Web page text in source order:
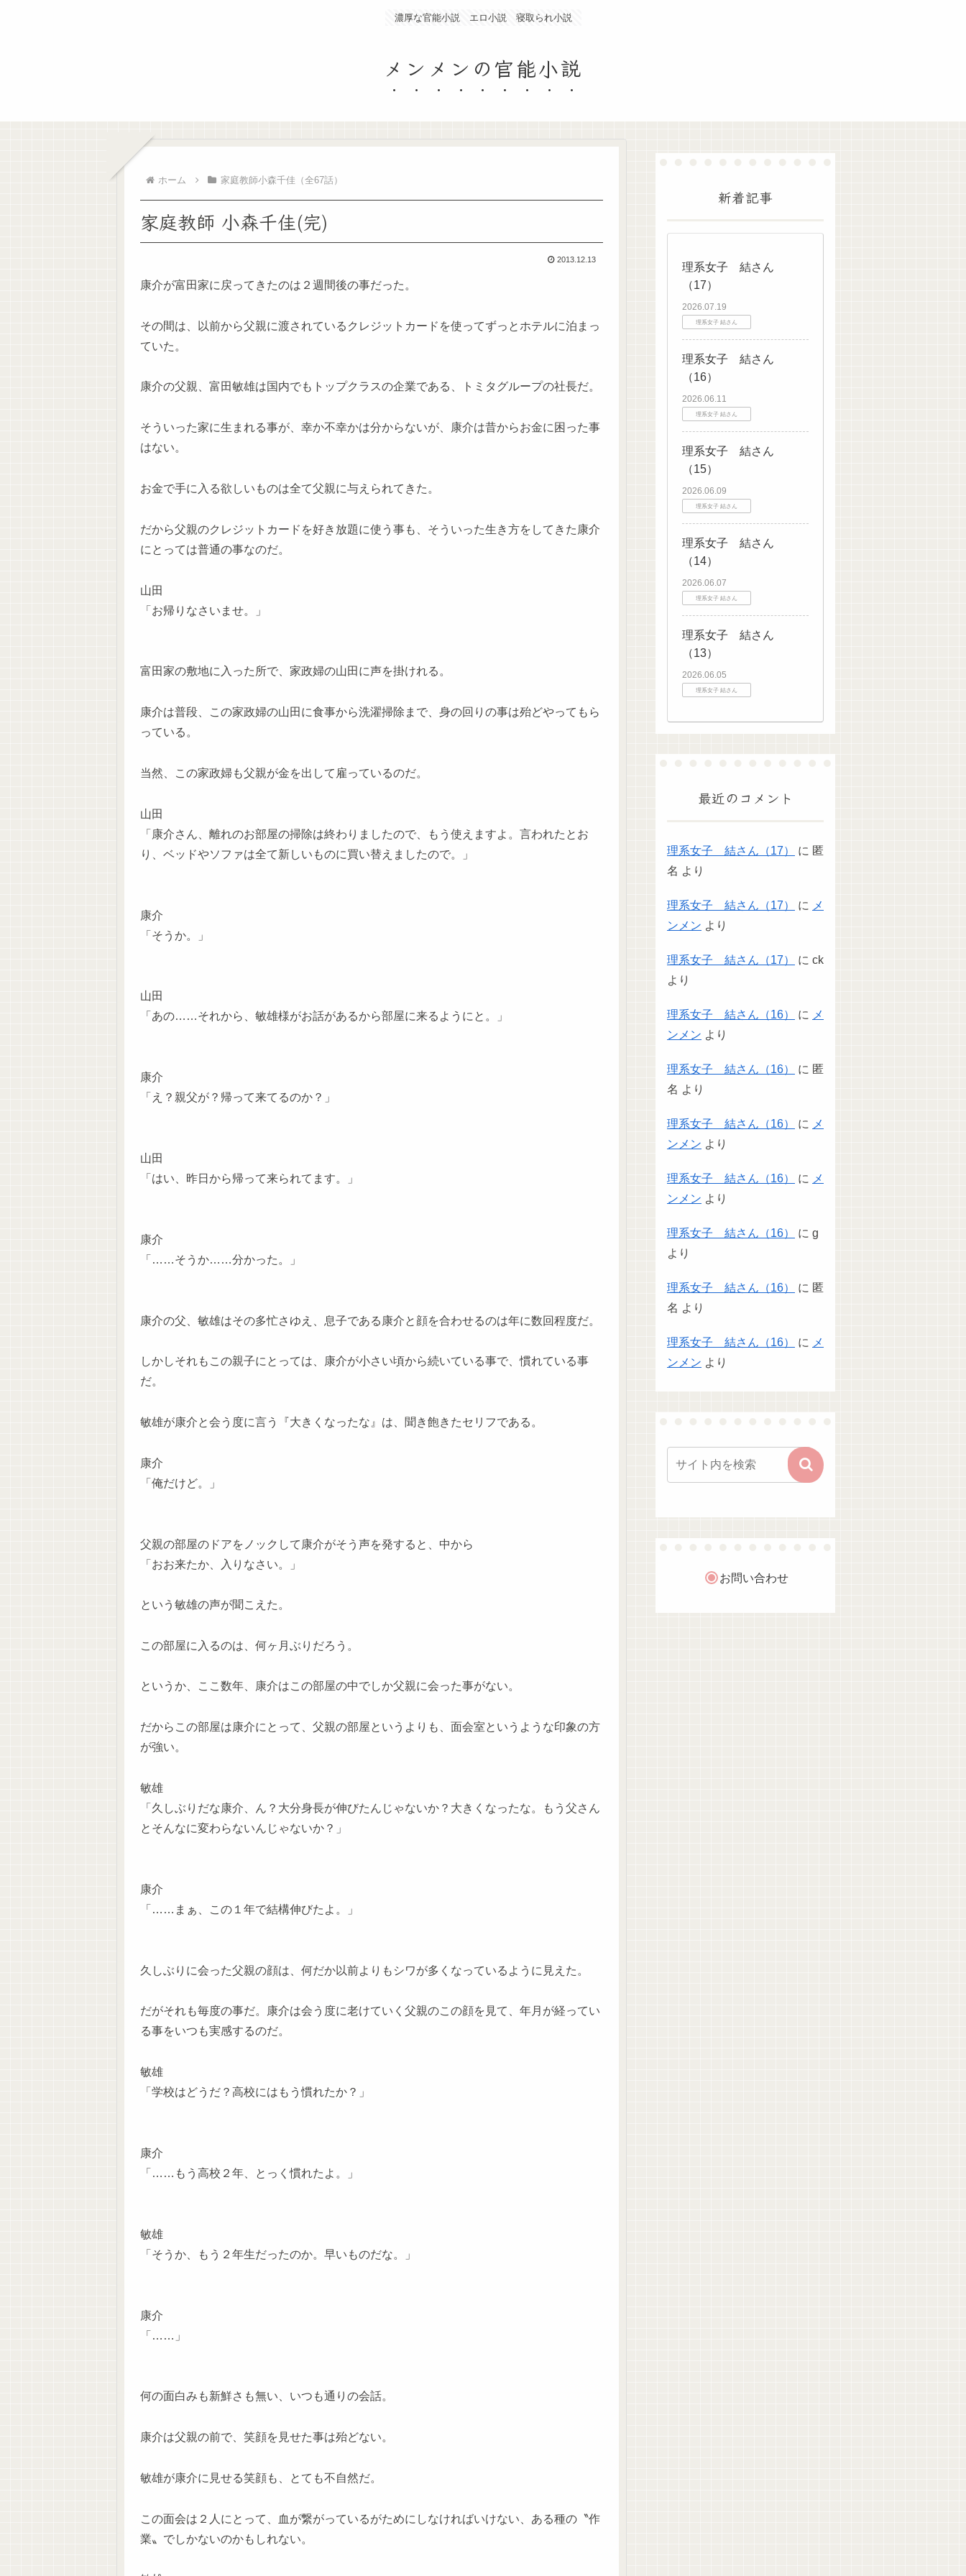
濃厚な官能小説 エロ小説 寝取られ小説
メンメンの官能小説
ホーム 家庭教師小森千佳（全67話）
家庭教師 小森千佳(完)
2013.12.13
康介が富田家に戻ってきたのは２週間後の事だった。
その間は、以前から父親に渡されているクレジットカードを使ってずっとホテルに泊まっ
ていた。
康介の父親、富田敏雄は国内でもトップクラスの企業である、トミタグループの社長だ。
そういった家に生まれる事が、幸か不幸かは分からないが、康介は昔からお金に困った事
はない。
お金で手に入る欲しいものは全て父親に与えられてきた。
だから父親のクレジットカードを好き放題に使う事も、そういった生き方をしてきた康介
にとっては普通の事なのだ。
山田
「お帰りなさいませ。」
富田家の敷地に入った所で、家政婦の山田に声を掛けれる。
康介は普段、この家政婦の山田に食事から洗濯掃除まで、身の回りの事は殆どやってもら
っている。
当然、この家政婦も父親が金を出して雇っているのだ。
山田
「康介さん、離れのお部屋の掃除は終わりましたので、もう使えますよ。言われたとお
り、ベッドやソファは全て新しいものに買い替えましたので。」
康介
「そうか。」
山田
「あの……それから、敏雄様がお話があるから部屋に来るようにと。」
康介
「え？親父が？帰って来てるのか？」
山田
「はい、昨日から帰って来られてます。」
康介
「……そうか……分かった。」
康介の父、敏雄はその多忙さゆえ、息子である康介と顔を合わせるのは年に数回程度だ。
しかしそれもこの親子にとっては、康介が小さい頃から続いている事で、慣れている事
だ。
敏雄が康介と会う度に言う『大きくなったな』は、聞き飽きたセリフである。
康介
「俺だけど。」
父親の部屋のドアをノックして康介がそう声を発すると、中から
「おお来たか、入りなさい。」
という敏雄の声が聞こえた。
この部屋に入るのは、何ヶ月ぶりだろう。
というか、ここ数年、康介はこの部屋の中でしか父親に会った事がない。
だからこの部屋は康介にとって、父親の部屋というよりも、面会室というような印象の方
が強い。
敏雄
「久しぶりだな康介、ん？大分身長が伸びたんじゃないか？大きくなったな。もう父さん
とそんなに変わらないんじゃないか？」
康介
「……まぁ、この１年で結構伸びたよ。」
久しぶりに会った父親の顔は、何だか以前よりもシワが多くなっているように見えた。
だがそれも毎度の事だ。康介は会う度に老けていく父親のこの顔を見て、年月が経ってい
る事をいつも実感するのだ。
敏雄
「学校はどうだ？高校にはもう慣れたか？」
康介
「……もう高校２年、とっく慣れたよ。」
敏雄
「そうか、もう２年生だったのか。早いものだな。」
康介
「……」
何の面白みも新鮮さも無い、いつも通りの会話。
康介は父親の前で、笑顔を見せた事は殆どない。
敏雄が康介に見せる笑顔も、とても不自然だ。
この面会は２人にとって、血が繋がっているがためにしなければいけない、ある種の〝作
業〟でしかないのかもしれない。
新着記事
理系女子 結さん
（17）
2026.07.19
理系女子 結さん
理系女子 結さん
（16）
2026.06.11
理系女子 結さん
理系女子 結さん
（15）
2026.06.09
理系女子 結さん
理系女子 結さん
（14）
2026.06.07
理系女子 結さん
理系女子 結さん
（13）
2026.06.05
理系女子 結さん
最近のコメント
理系女子 結さん（17） に 匿
名 より
理系女子 結さん（17） に メ
ンメン より
理系女子 結さん（17） に ck
より
理系女子 結さん（16） に メ
ンメン より
理系女子 結さん（16） に 匿
名 より
理系女子 結さん（16） に メ
ンメン より
理系女子 結さん（16） に メ
ンメン より
理系女子 結さん（16） に g
より
理系女子 結さん（16） に 匿
名 より
理系女子 結さん（16） に メ
ンメン より
お問い合わせ